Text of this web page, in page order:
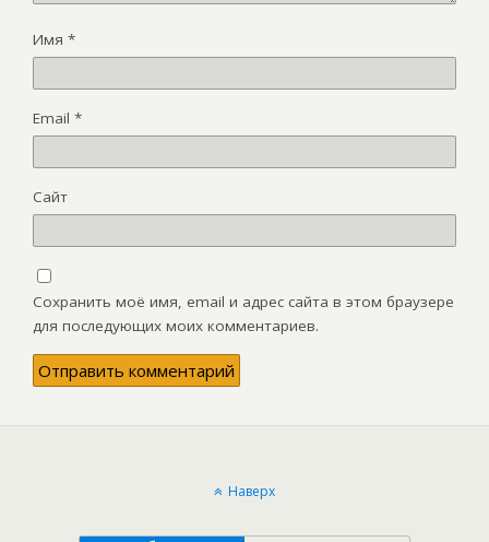
Имя *
Email *
Сайт
Сохранить моё имя, email и адрес сайта в этом браузере
для последующих моих комментариев.
Наверх